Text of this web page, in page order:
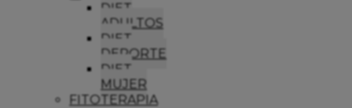
DIET
ADULTOS
DIET
DEPORTE
DIET
MUJER
FITOTERAPIA